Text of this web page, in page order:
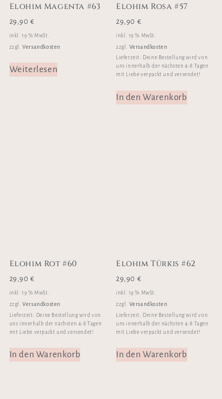
Elohim Magenta #63
29,90€
inkl. 19 % MwSt.
zzgl.Versandkosten
Weiterlesen
Elohim Rosa #57
29,90 €
inkl. 19 % MwSt.
zzgl. Versandkosten
Lieferzeit: Deine Bestellung wird von
uns innerhalb der nächsten 4-8 Tagen
mit Liebe verpackt und versendet!
In den Warenkorb
Elohim Rot #60
29,90€
inkl. 19 % MwSt.
zzgl.Versandkosten
Lieferzeit: Deine Bestellung wird von
uns innerhalb der nächsten 4-8 Tagen
mit Liebe verpackt und versendet!
In den Warenkorb
Elohim Türkis #62
29,90 €
inkl. 19 % MwSt.
zzgl. Versandkosten
Lieferzeit: Deine Bestellung wird von
uns innerhalb der nächsten 4-8 Tagen
mit Liebe verpackt und versendet!
In den Warenkorb